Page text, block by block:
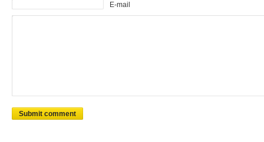
E-mail
Submit comment